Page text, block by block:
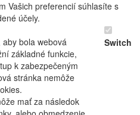
Vašich preferencií súhlasíte s
účely.
bola webová
základné funkcie,
k zabezpečeným
stránka nemôže
mať za následok
Switch